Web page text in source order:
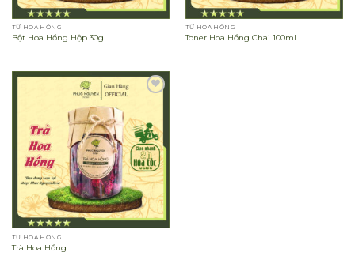
TỪ HOA HỒNG
Bột Hoa Hồng Hộp 30g
TỪ HOA HỒNG
Toner Hoa Hồng Chai 100ml
TỪ HOA HỒNG
Trà Hoa Hồng